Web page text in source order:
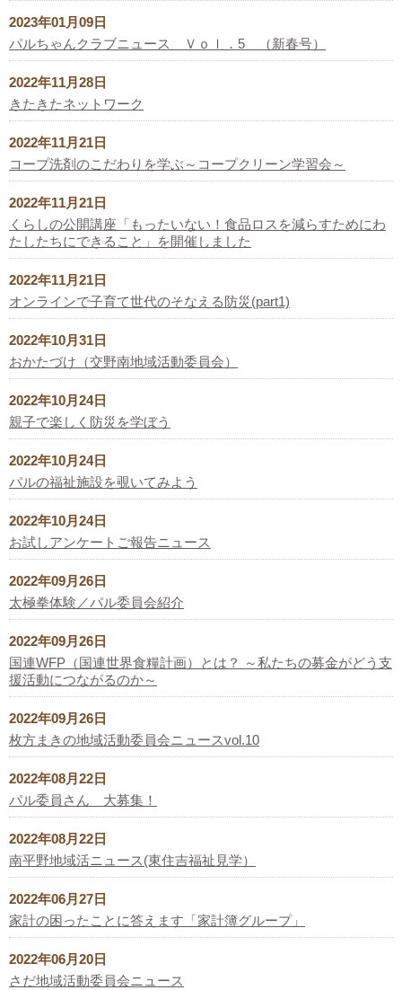
2023年01月09日
パルちゃんクラブニュース Ｖｏｌ．5 （新春号）
2022年11月28日
きたきたネットワーク
2022年11月21日
コープ洗剤のこだわりを学ぶ～コープクリーン学習会～
2022年11月21日
くらしの公開講座「もったいない！食品ロスを減らすためにわ
たしたちにできること」を開催しました
2022年11月21日
オンラインで子育て世代のそなえる防災(part1)
2022年10月31日
おかたづけ（交野南地域活動委員会）
2022年10月24日
親子で楽しく防災を学ぼう
2022年10月24日
パルの福祉施設を覗いてみよう
2022年10月24日
お試しアンケートご報告ニュース
2022年09月26日
太極拳体験／パル委員会紹介
2022年09月26日
国連WFP（国連世界食糧計画）とは？ ～私たちの募金がどう支
援活動につながるのか～
2022年09月26日
枚方まきの地域活動委員会ニュースvol.10
2022年08月22日
パル委員さん 大募集！
2022年08月22日
南平野地域活ニュース(東住吉福祉見学）
2022年06月27日
家計の困ったことに答えます「家計簿グループ」
2022年06月20日
さだ地域活動委員会ニュース